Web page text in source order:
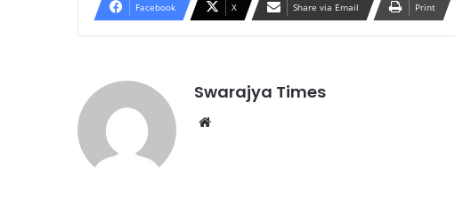
Facebook X Share via Email Print
Swarajya Times